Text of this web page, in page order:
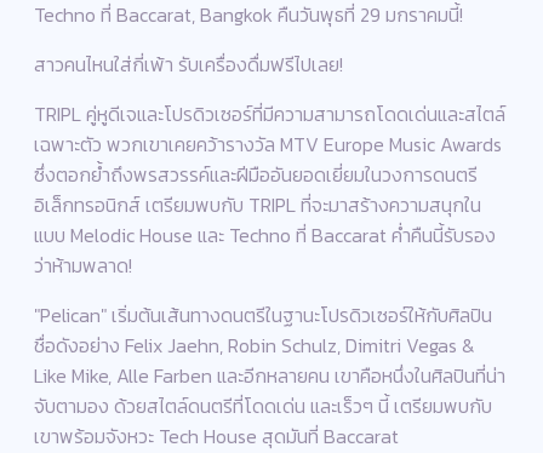
Techno ที่ Baccarat, Bangkok คืนวันพุธที่ 29 มกราคมนี้!
สาวคนไหนใส่กี่เพ้า รับเครื่องดื่มฟรีไปเลย!
TRIPL คู่หูดีเจและโปรดิวเซอร์ที่มีความสามารถโดดเด่นและสไตล์
เฉพาะตัว พวกเขาเคยคว้ารางวัล MTV Europe Music Awards
ซึ่งตอกย้ำถึงพรสวรรค์และฝีมืออันยอดเยี่ยมในวงการดนตรี
อิเล็กทรอนิกส์ เตรียมพบกับ TRIPL ที่จะมาสร้างความสนุกใน
แบบ Melodic House และ Techno ที่ Baccarat ค่ำคืนนี้รับรอง
ว่าห้ามพลาด!
"Pelican" เริ่มต้นเส้นทางดนตรีในฐานะโปรดิวเซอร์ให้กับศิลปิน
ชื่อดังอย่าง Felix Jaehn, Robin Schulz, Dimitri Vegas &
Like Mike, Alle Farben และอีกหลายคน เขาคือหนึ่งในศิลปินที่น่า
จับตามอง ด้วยสไตล์ดนตรีที่โดดเด่น และเร็วๆ นี้ เตรียมพบกับ
เขาพร้อมจังหวะ Tech House สุดมันที่ Baccarat